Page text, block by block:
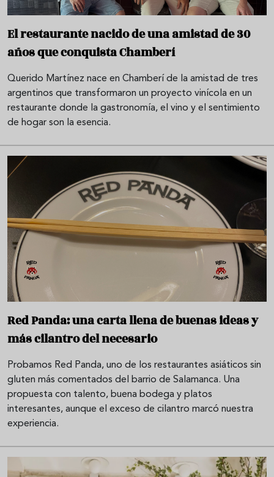
El restaurante nacido de una amistad de 30
años que conquista Chamberí
Querido Martínez nace en Chamberí de la amistad de tres
argentinos que transformaron un proyecto vinícola en un
restaurante donde la gastronomía, el vino y el sentimiento
de hogar son la esencia.
Red Panda: una carta llena de buenas ideas y
más cilantro del necesario
Probamos Red Panda, uno de los restaurantes asiáticos sin
gluten más comentados del barrio de Salamanca. Una
propuesta con talento, buena bodega y platos
interesantes, aunque el exceso de cilantro marcó nuestra
experiencia.